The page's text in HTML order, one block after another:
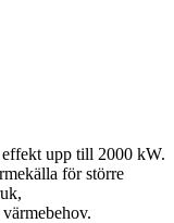
upp till 2000 kW.
för större